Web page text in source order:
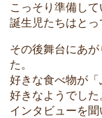
こっそり準備し
誕生児たちはと
その後舞台にあ
た。
好きな食べ物が
好きなようでした
インタビューを